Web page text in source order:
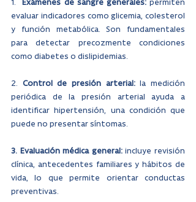
1. Exámenes de sangre generales: permiten
evaluar indicadores como glicemia, colesterol
y función metabólica. Son fundamentales
para detectar precozmente condiciones
como diabetes o dislipidemias.
2. Control de presión arterial: la medición
periódica de la presión arterial ayuda a
identificar hipertensión, una condición que
puede no presentar síntomas.
3. Evaluación médica general: incluye revisión
clínica, antecedentes familiares y hábitos de
vida, lo que permite orientar conductas
preventivas.